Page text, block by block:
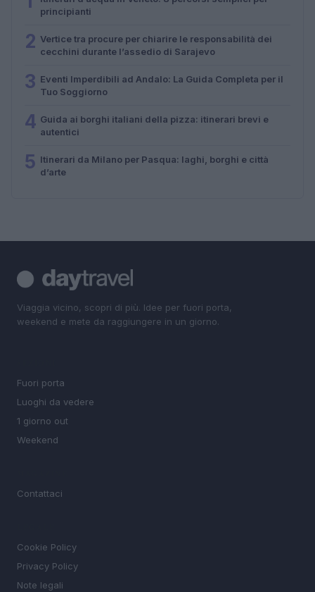
principianti
2 Vertice tra procure per chiarire le responsabilità dei
cecchini durante l’assedio di Sarajevo
3 Eventi Imperdibili ad Andalo: La Guida Completa per il
Tuo Soggiorno
4 Guida ai borghi italiani della pizza: itinerari brevi e
autentici
5 Itinerari da Milano per Pasqua: laghi, borghi e città
d’arte
Viaggia vicino, scopri di più. Idee per fuori porta,
weekend e mete da raggiungere in un giorno.
Fuori porta
Luoghi da vedere
1 giorno out
Weekend
Contattaci
Cookie Policy
Privacy Policy
Note legali